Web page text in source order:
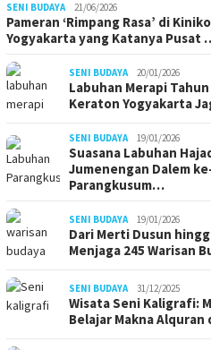
SENI BUDAYA 21/06/2026
Pameran ‘Rimpang Rasa’ di
Yogyakarta yang Katanya Pusat
SENI BUDAYA 20/01/2026
Labuhan Merapi
Keraton Yogyakarta
SENI BUDAYA 19/01/2026
Suasana Labuhan
Jumenengan Dalem
Parangkusum…
SENI BUDAYA 19/01/2026
Dari Merti Dusun
Menjaga 245 Warisan
SENI BUDAYA 31/12/2025
Wisata Seni Kaligrafi:
Belajar Makna